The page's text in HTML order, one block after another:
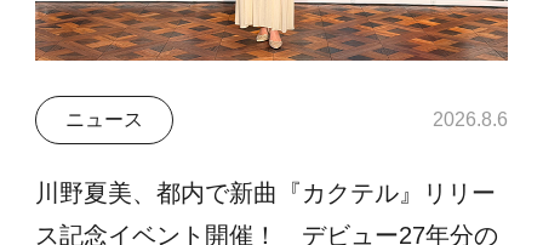
ニュース 2026.8.6
川野夏美、都内で新曲『カクテル』リリー
ス記念イベント開催！ デビュー27年分の